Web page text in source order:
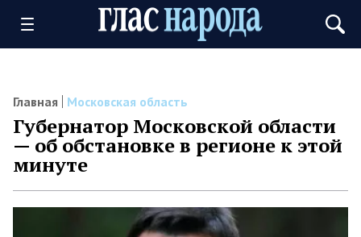
Главная Московская область
Губернатор Московской области
— об обстановке в регионе к этой
минуте